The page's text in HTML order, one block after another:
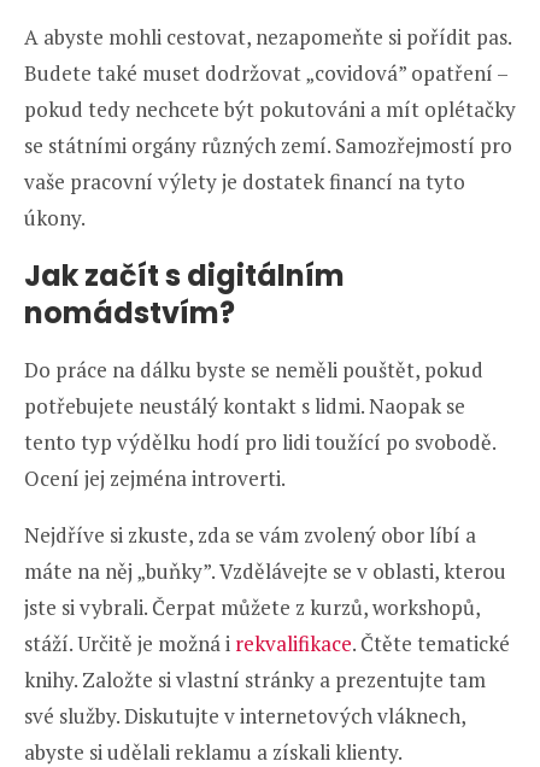
A abyste mohli cestovat, nezapomeňte si pořídit pas.
Budete také muset dodržovat „covidová” opatření –
pokud tedy nechcete být pokutováni a mít oplétačky
se státními orgány různých zemí. Samozřejmostí pro
vaše pracovní výlety je dostatek financí na tyto
úkony.
Jak začít s digitálním
nomádstvím?
Do práce na dálku byste se neměli pouštět, pokud
potřebujete neustálý kontakt s lidmi. Naopak se
tento typ výdělku hodí pro lidi toužící po svobodě.
Ocení jej zejména introverti.
Nejdříve si zkuste, zda se vám zvolený obor líbí a
máte na něj „buňky”. Vzdělávejte se v oblasti, kterou
jste si vybrali. Čerpat můžete z kurzů, workshopů,
stáží. Určitě je možná i rekvalifikace. Čtěte tematické
knihy. Založte si vlastní stránky a prezentujte tam
své služby. Diskutujte v internetových vláknech,
abyste si udělali reklamu a získali klienty.